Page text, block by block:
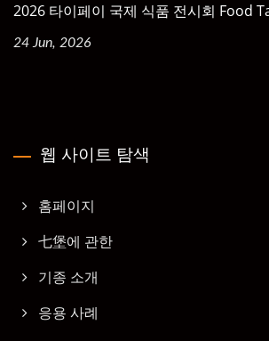
2026 타이페이 국제 식품 전시회 Food
24 Jun, 2026
웹 사이트 탐색
홈페이지
七堡에 관한
기종 소개
응용 사례